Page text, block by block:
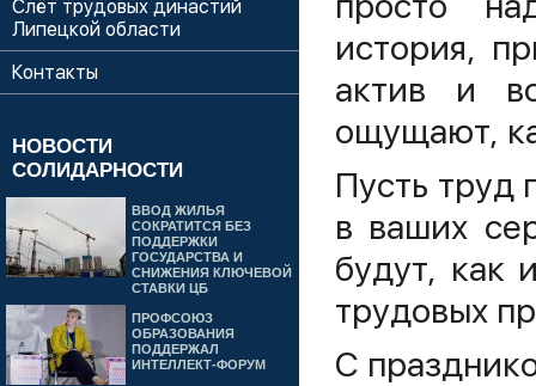
Слёт трудовых династий
Липецкой области
Контакты
НОВОСТИ
СОЛИДАРНОСТИ
ВВОД ЖИЛЬЯ
СОКРАТИТСЯ БЕЗ
ПОДДЕРЖКИ
ГОСУДАРСТВА И
СНИЖЕНИЯ КЛЮЧЕВОЙ
СТАВКИ ЦБ
ПРОФСОЮЗ
ОБРАЗОВАНИЯ
ПОДДЕРЖАЛ
ИНТЕЛЛЕКТ-ФОРУМ
история,
актив и
ощущают,
Пусть труд
в ваших
будут, как
трудовых
С